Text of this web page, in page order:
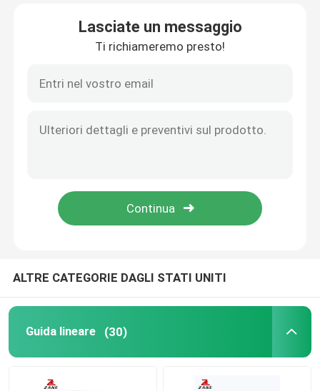
Controllo di qualità
Contattaci
Tutti i casi
Ferrovia di guida lineare
Lasciate un messaggio
Ti richiameremo presto!
ALTRE CATEGORIE DAGLI STATI UNITI
Guida lineare (30)